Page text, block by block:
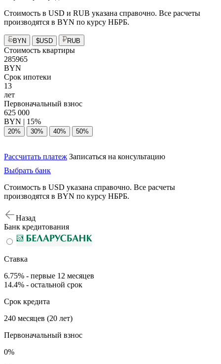
Стоимость в USD и RUB указана справочно. Все расчеты
производятся в BYN по курсу НБРБ.
BYN $USD RUB
Стоимость квартиры
285965
BYN
Срок ипотеки
13
лет
Первоначальный взнос
625 000
BYN | 15%
20% 30% 40% 50%
Рассчитать платеж Записаться на консультацию
Выбрать банк
Стоимость в USD указана справочно. Все расчеты
производятся в BYN по курсу НБРБ.
Назад
Банк кредитования
Ставка
6.75% - первые 12 месяцев
14.4% - остальной срок
Срок кредита
240 месяцев (20 лет)
Первоначальный взнос
0%